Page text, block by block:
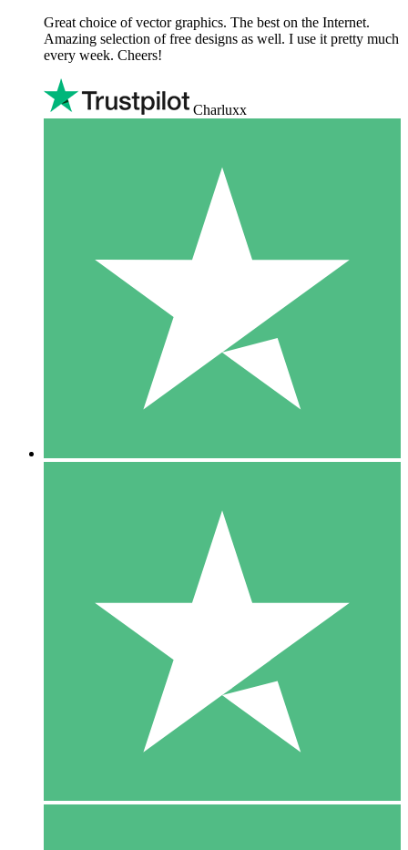
Great choice of vector graphics. The best on the Internet.
Amazing selection of free designs as well. I use it pretty much
every week. Cheers!
Charluxx